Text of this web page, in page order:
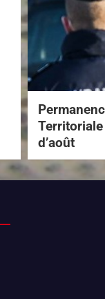
d’août